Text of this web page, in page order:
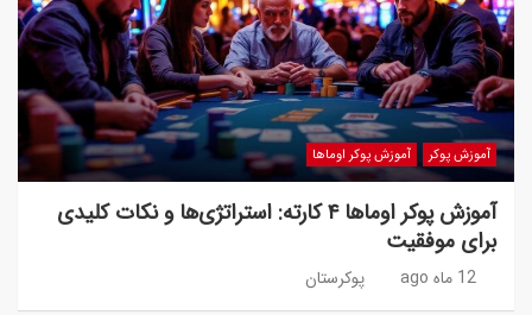
آموزش پوکر آموزش پوکر اوماها
آموزش پوکر اوماها ۴ کارته: استراتژی‌ها و نکات کلیدی
برای موفقیت
12 ماه ago پوکرستان